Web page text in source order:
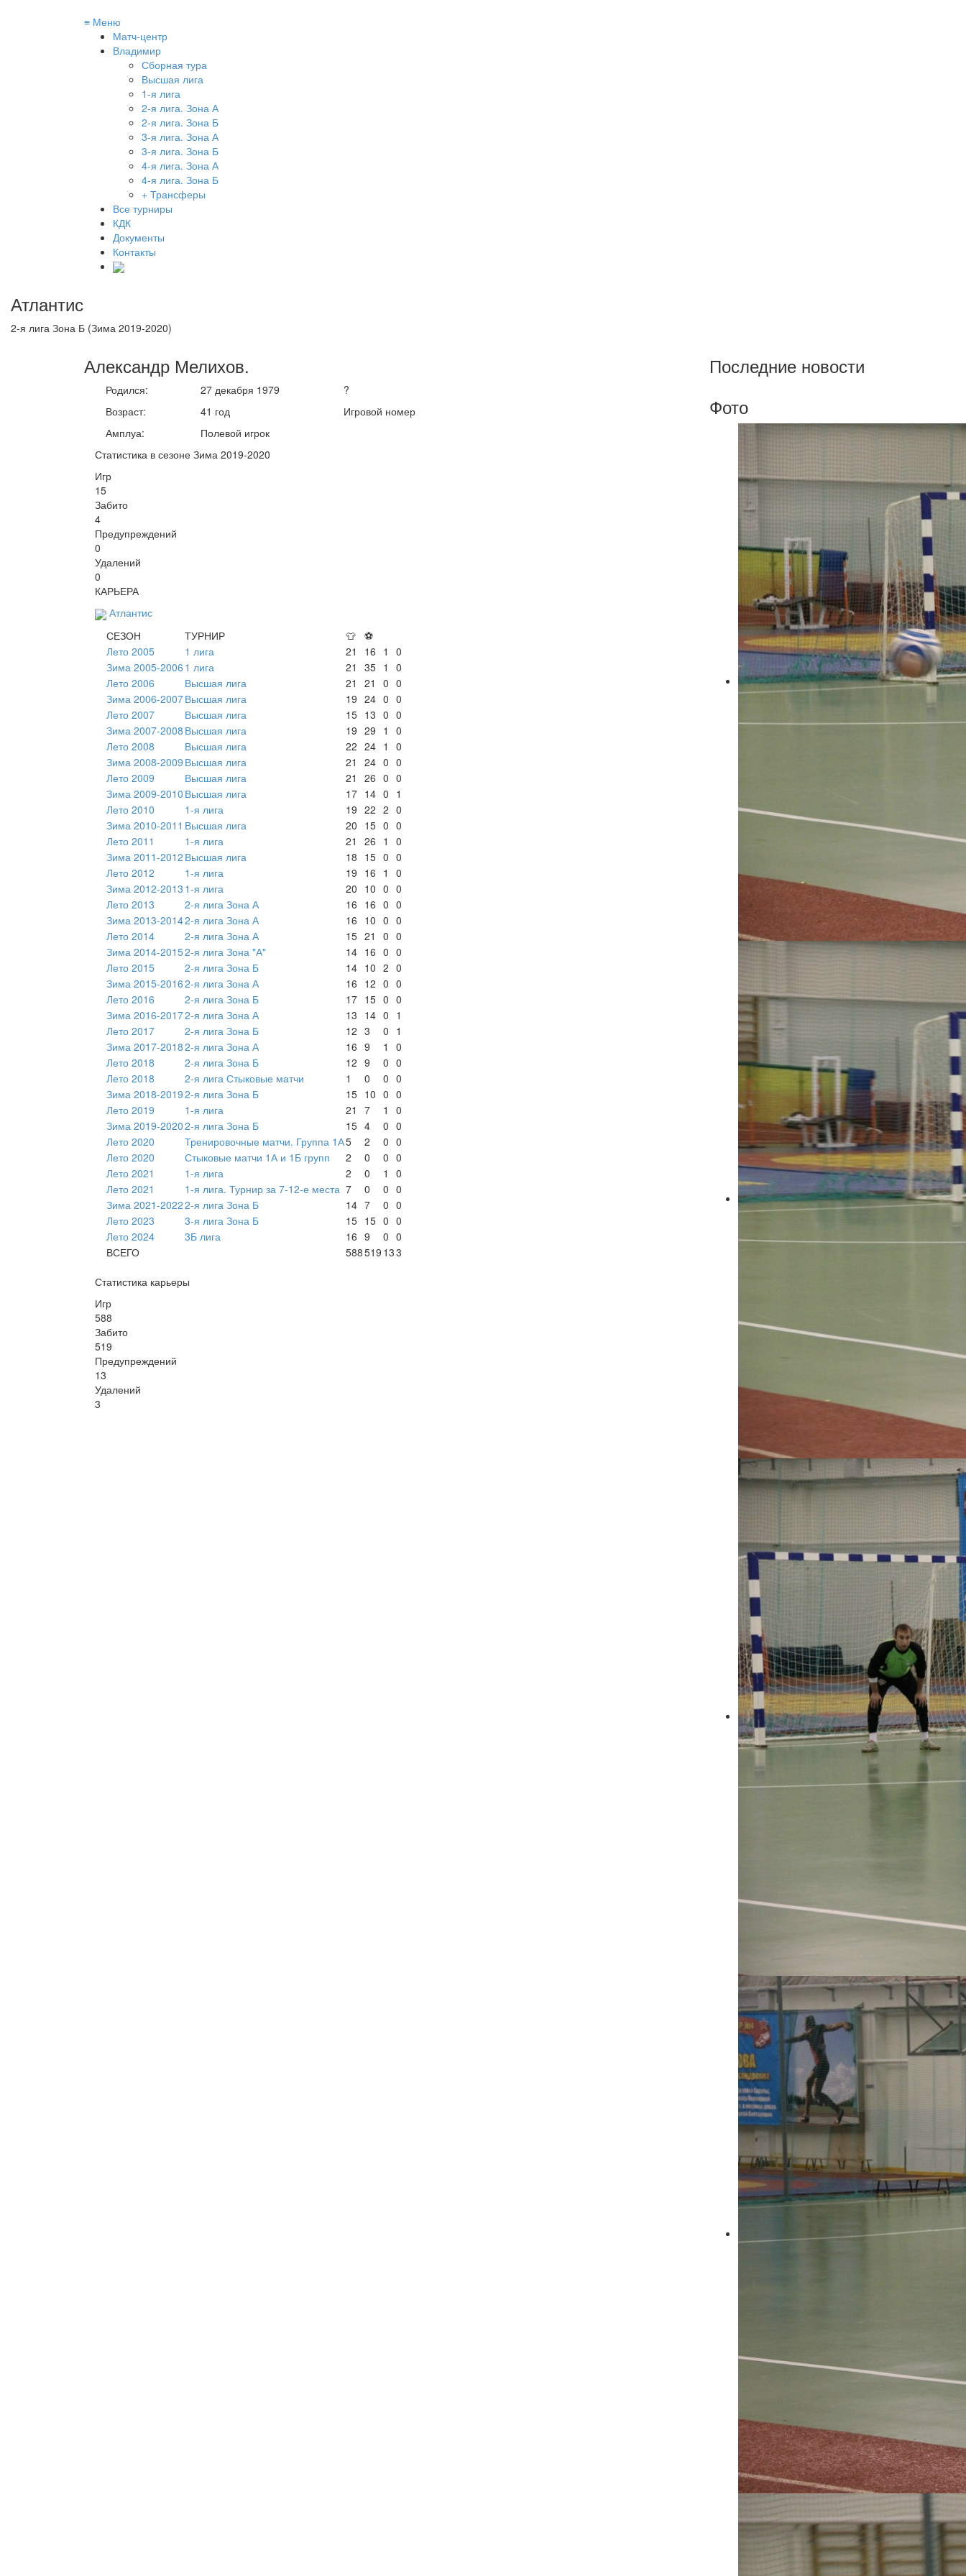
≡ Меню
Матч-центр
Владимир
Сборная тура
Высшая лига
1-я лига
2-я лига. Зона А
2-я лига. Зона Б
3-я лига. Зона А
3-я лига. Зона Б
4-я лига. Зона А
4-я лига. Зона Б
+ Трансферы
Все турниры
КДК
Документы
Контакты
Атлантис
2-я лига Зона Б (Зима 2019-2020)
Александр Мелихов.
Родился:
Возраст:
Амплуа:
27 декабря 1979
41 год
Полевой игрок
?
Игровой номер
Статистика в сезоне Зима 2019-2020
Игр
15
Забито
4
Предупреждений
0
Удалений
0
КАРЬЕРА
Атлантис
СЕЗОН
ТУРНИР 👕 ⚽
Лето 2005
1 лига 21 16 1
0
Зима 2005-2006 1 лига 21 35 1
0
Лето 2006
Высшая лига 21 21 0 0
Зима 2006-2007Высшая лига 19 24 0 0
Лето 2007
Высшая лига 15 13 0 0
Зима 2007-2008 Высшая лига 19 29 1
0
Лето 2008
Высшая лига 22 24 1
0
Зима 2008-2009 Высшая лига 21 24 0 0
Лето 2009
Высшая лига 21 26 0 0
Зима 2009-2010 Высшая лига 17 14 0 1
Лето 2010
1-я лига 19 22 2 0
Зима 2010-2011 Высшая лига 20 15 0 0
Лето 2011
1-я лига 21 26 1
0
Зима 2011-2012 Высшая лига 18 15 0 0
Лето 2012
1-я лига 19 16 1
0
Зима 2012-2013 1-я лига 20 10 0 0
Лето 2013
2-я лига Зона А 16 16 0 0
Зима 2013-20142-я лига Зона А 16 10 0 0
Лето 2014
2-я лига Зона А 15 21 0 0
Зима 2014-20152-я лига Зона "А" 14 16 0 0
Лето 2015
2-я лига Зона Б 14 10 2 0
Зима 2015-20162-я лига Зона А 16 12 0 0
Лето 2016
2-я лига Зона Б 17 15 0 0
Зима 2016-20172-я лига Зона А 13 14 0 1
Лето 2017
2-я лига Зона Б 12 3 0 1
Зима 2017-20182-я лига Зона А 16 9 1
0
Лето 2018
2-я лига Зона Б 12 9 0 0
Лето 2018
2-я лига Стыковые матчи 1 0 0 0
Зима 2018-20192-я лига Зона Б 15 10 0 0
Лето 2019
1-я лига 21 7 1
0
Зима 2019-20202-я лига Зона Б 15 4 0 0
Лето 2020
Тренировочные матчи. Группа 1А5 2 0 0
Лето 2020
Стыковые матчи 1А и 1Б групп 2 0 0 0
Лето 2021
1-я лига 2 0 1
0
Лето 2021
1-я лига. Турнир за 7-12-е места 7 0 0 0
Зима 2021-20222-я лига Зона Б 14 7 0 0
Лето 2023
3-я лига Зона Б 15 15 0 0
Лето 2024
3Б лига 16 9 0 0
ВСЕГО
588519 133
Статистика карьеры
Игр
588
Забито
519
Предупреждений
13
Удалений
3
Последние новости
Фото